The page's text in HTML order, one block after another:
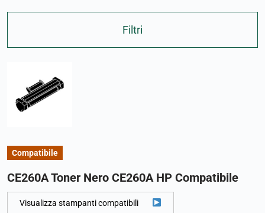
Filtri
Compatibile
CE260A Toner Nero CE260A HP Compatibile
Visualizza stampanti compatibili